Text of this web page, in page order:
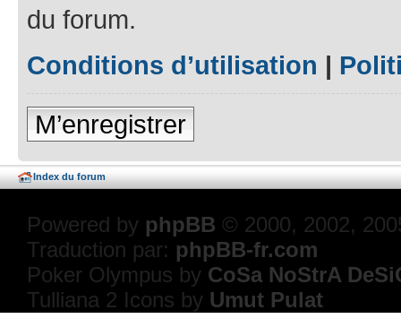
du forum.
Conditions d’utilisation |
M’enregistrer
Index du forum
Powered by phpBB © 2000, 2002,
Traduction par: phpBB-fr.com
Poker Olympus by CoSa NoStrA
Tulliana 2 Icons by Umut Pulat